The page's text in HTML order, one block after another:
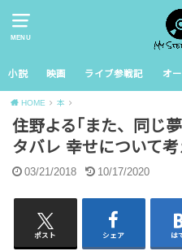
MENU
小説 映画 ライブ参戦記 オ
HOME 本
住野よる｢また、同じ
タバレ 幸せについて
03/21/2018 10/17/2020
ポスト シェア は